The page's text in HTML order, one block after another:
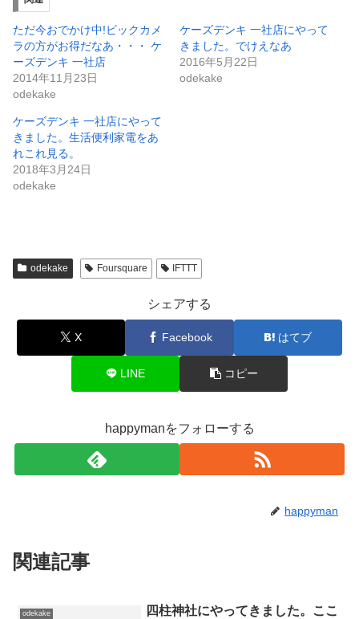
ただ今おでかけ中!ビックカメ
ラの方がお得だなあ・・・ ケ
ーズデンキ 一社店
2014年11月23日
odekake
ケーズデンキ 一社店にやって
きました。でけえなあ
2016年5月22日
odekake
ケーズデンキ 一社店にやって
きました。生活便利家電をあ
れこれ見る。
2018年3月24日
odekake
odekake Foursquare IFTTT
シェアする
X Facebook はてブ
LINE コピー
happymanをフォローする
happyman
関連記事
odekake
四柱神社にやってきました。ここ